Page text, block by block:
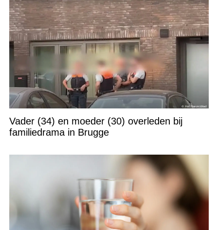
Vader (34) en moeder (30) overleden bij
familiedrama in Brugge